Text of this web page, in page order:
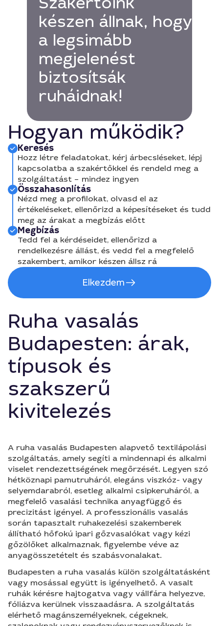
készen állnak, hogy
a legsimább
megjelenést
biztosítsák
ruháidnak!
Hogyan működik?
Keresés
Hozz létre feladatokat, kérj árbecsléseket, lépj
kapcsolatba a szakértőkkel és rendeld meg a
szolgáltatást – mindez ingyen
Összahasonlítás
Nézd meg a profilokat, olvasd el az
értékeléseket, ellenőrizd a képesítéseket és tudd
meg az árakat a megbízás előtt
Megbízás
Tedd fel a kérdéseidet, ellenőrizd a
rendelkezésre állást, és vedd fel a megfelelő
szakembert, amikor készen állsz rá
Elkezdem
Ruha vasalás
Budapesten: árak,
típusok és
szakszerű
kivitelezés
A ruha vasalás Budapesten alapvető textilápolási
szolgáltatás, amely segíti a mindennapi és alkalmi
viselet rendezettségének megőrzését. Legyen szó
hétköznapi pamutruháról, elegáns viszkóz- vagy
selyemdarabról, esetleg alkalmi csipkeruháról, a
megfelelő vasalási technika anyagfüggő és
precizitást igényel. A professzionális vasalás
során tapasztalt ruhakezelési szakemberek
állítható hőfokú ipari gőzvasalókat vagy kézi
gőzölőket alkalmaznak, figyelembe véve az
anyagösszetételt és szabásvonalakat.
Budapesten a ruha vasalás külön szolgáltatásként
vagy mosással együtt is igényelhető. A vasalt
ruhák kérésre hajtogatva vagy vállfára helyezve,
fóliázva kerülnek visszaadásra. A szolgáltatás
elérhető magánszemélyeknek, cégeknek,